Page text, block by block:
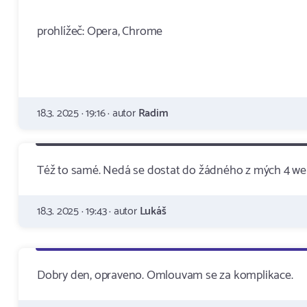
prohlížeč: Opera, Chrome
18.3. 2025 · 19:16 · autorRadim
Též to samé. Nedá se dostat do žádného z mých 4
18.3. 2025 · 19:43 · autorLukáš
Dobry den, opraveno. Omlouvam se za komplikace.